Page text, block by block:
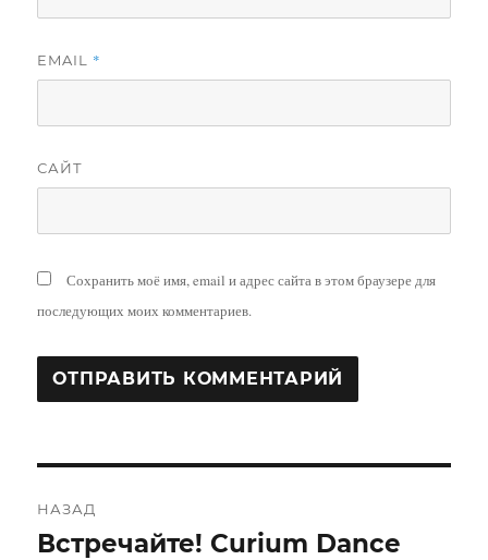
EMAIL *
САЙТ
Сохранить моё имя, email и адрес сайта в этом браузере для
последующих моих комментариев.
по
НАЗАД
Предыдущая
Встречайте! Curium Dance